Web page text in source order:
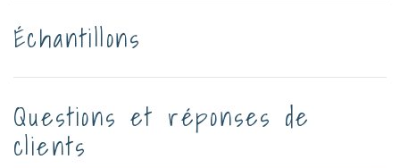
Échantillons
Questions et réponses de
clients